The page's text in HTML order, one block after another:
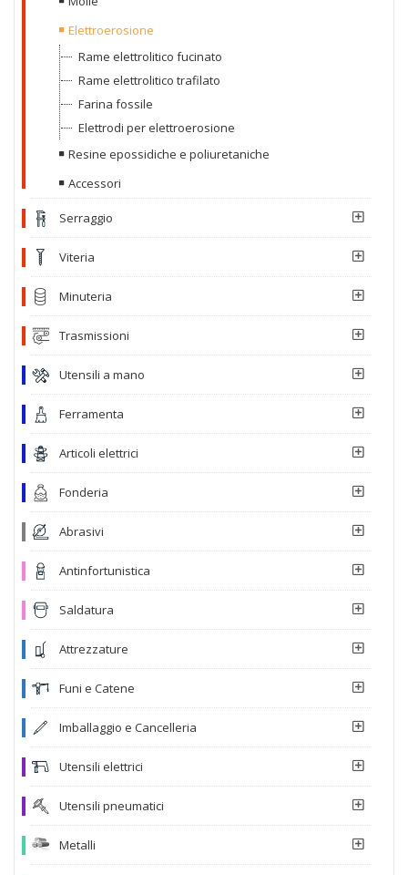
Elettroerosione
Rame elettrolitico fucinato
Rame elettrolitico trafilato
Farina fossile
Elettrodi per elettroerosione
Resine epossidiche e poliuretaniche
Accessori
Serraggio
Viteria
Minuteria
Trasmissioni
Utensili a mano
Ferramenta
Articoli elettrici
Fonderia
Abrasivi
Antinfortunistica
Saldatura
Attrezzature
Funi e Catene
Imballaggio e Cancelleria
Utensili elettrici
Utensili pneumatici
Metalli